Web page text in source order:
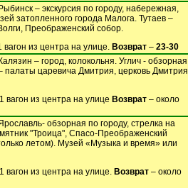
– экскурсия по городу, набережная,
затопленного города Малога. Тутаев –
Преображенский собор.
из центра на улице. Возврат – 23-30
– город, колокольня. Углич - обзорная
палаты царевича Дмитрия, церковь Дмитрия
вагон из центра на улице Возврат – около
обзорная по городу, стрелка на
"Троица", Спасо-Преображенский
летом). Музей «Музыка и время» или
вагон из центра на улице. Возврат – около